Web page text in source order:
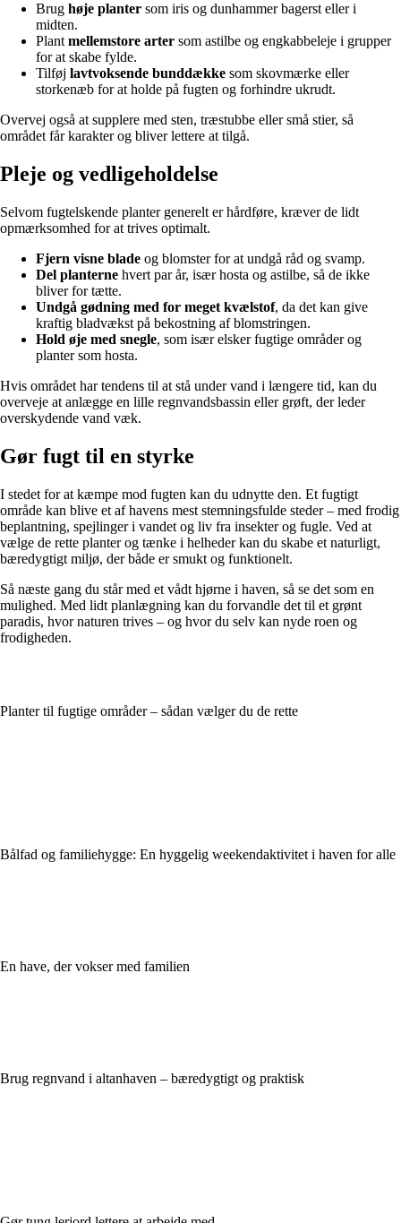
Brug høje planter som iris og dunhammer bagerst eller i
midten.
Plant mellemstore arter som astilbe og engkabbeleje i grupper
for at skabe fylde.
Tilføj lavtvoksende bunddække som skovmærke eller
storkenæb for at holde på fugten og forhindre ukrudt.
Overvej også at supplere med sten, træstubbe eller små stier, så
området får karakter og bliver lettere at tilgå.
Pleje og vedligeholdelse
Selvom fugtelskende planter generelt er hårdføre, kræver de lidt
opmærksomhed for at trives optimalt.
Fjern visne blade og blomster for at undgå råd og svamp.
Del planterne hvert par år, især hosta og astilbe, så de ikke
bliver for tætte.
Undgå gødning med for meget kvælstof, da det kan give
kraftig bladvækst på bekostning af blomstringen.
Hold øje med snegle, som især elsker fugtige områder og
planter som hosta.
Hvis området har tendens til at stå under vand i længere tid, kan du
overveje at anlægge en lille regnvandsbassin eller grøft, der leder
overskydende vand væk.
Gør fugt til en styrke
I stedet for at kæmpe mod fugten kan du udnytte den. Et fugtigt
område kan blive et af havens mest stemningsfulde steder – med frodig
beplantning, spejlinger i vandet og liv fra insekter og fugle. Ved at
vælge de rette planter og tænke i helheder kan du skabe et naturligt,
bæredygtigt miljø, der både er smukt og funktionelt.
Så næste gang du står med et vådt hjørne i haven, så se det som en
mulighed. Med lidt planlægning kan du forvandle det til et grønt
paradis, hvor naturen trives – og hvor du selv kan nyde roen og
frodigheden.
Planter til fugtige områder – sådan vælger du de rette
Bålfad og familiehygge: En hyggelig weekendaktivitet i haven for alle
En have, der vokser med familien
Brug regnvand i altanhaven – bæredygtigt og praktisk